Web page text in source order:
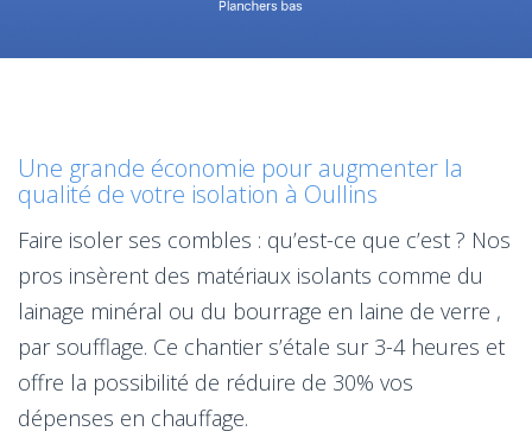
Une grande économie pour augmenter la
qualité de votre isolation à Oullins
Faire isoler ses combles : qu’est-ce que c’est ? Nos
pros insèrent des matériaux isolants comme du
lainage minéral ou du bourrage en laine de verre ,
par soufflage. Ce chantier s’étale sur 3-4 heures et
offre la possibilité de réduire de 30% vos
dépenses en chauffage.